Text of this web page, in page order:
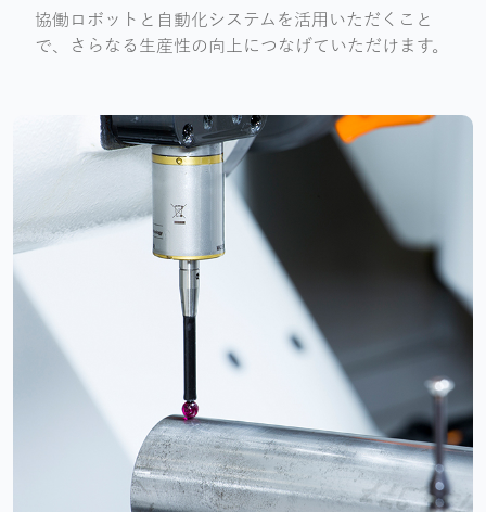
協働ロボットと自動化システムを活用いただくこと
で、さらなる生産性の向上につなげていただけます。